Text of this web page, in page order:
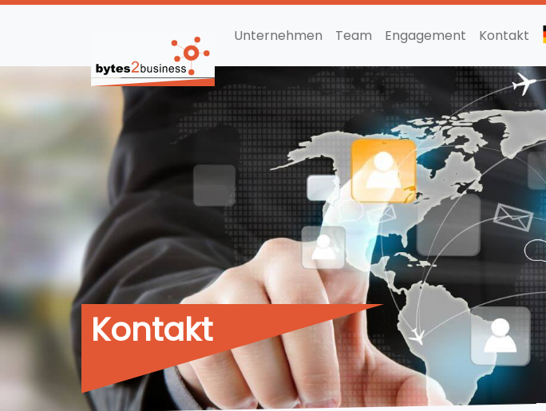
Unternehmen Team Engagement Kontakt
Kontakt